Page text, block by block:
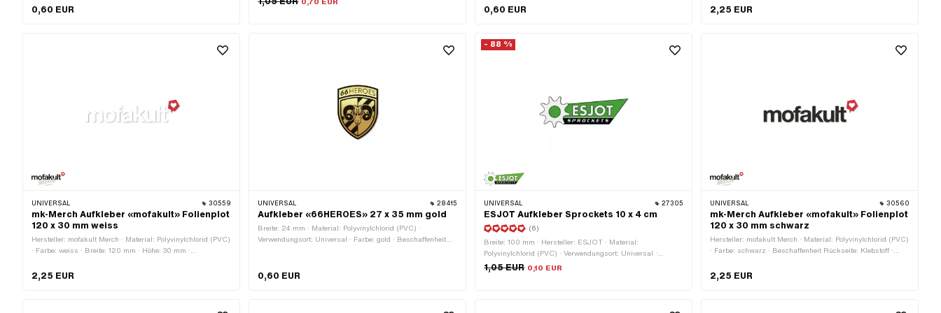
Nein
0,60 EUR
Klebstoff · Beständigkeit: UV-beständig · Beständigkeit:
0,60 EUR
Ja
2,25 EUR
UNIVERSAL 30559
mk-Merch Aufkleber «mofakult» Folienplot
120 x 30 mm weiss
Hersteller: mofakult Merch · Material: Polyvinylchlorid (PVC)
· Farbe: weiss · Breite: 120 mm · Höhe: 30 mm ·
beständig · Beständigkeit: benzinbeständig ·
Verwendungsort: Universal · Transferfolie: Ja
2,25 EUR
UNIVERSAL 28415
Aufkleber «66HEROES» 27 x 35 mm gold
Breite: 24 mm · Material: Polyvinylchlorid (PVC) ·
Verwendungsort: Universal · Farbe: gold · Beschaffenheit
0,60 EUR
- 88 %
UNIVERSAL 27305
ESJOT Aufkleber Sprockets 10 x 4 cm
(6)
Breite: 100 mm · Hersteller: ESJOT · Material:
Polyvinylchlorid (PVC) · Verwendungsort: Universal ·
Beschaffenheit Rückseite: Klebstoff · Höhe: 40 mm ·
Transferfolie: Nein
1,05 EUR 0,10 EUR
UNIVERSAL 30560
mk-Merch Aufkleber «mofakult» Folienplot
120 x 30 mm schwarz
Hersteller: mofakult Merch · Material: Polyvinylchlorid (PVC)
· Farbe: schwarz · Beschaffenheit Rückseite: Klebstoff ·
benzinbeständig · Verwendungsort: Universal · Breite: 120
mm · Höhe: 30 mm · Transferfolie: Ja
2,25 EUR